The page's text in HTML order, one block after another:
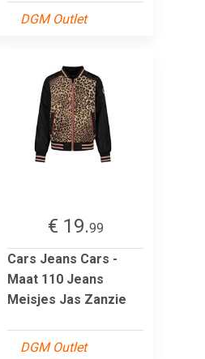
DGM Outlet
€ 19.99
Cars Jeans Cars -
Maat 110 Jeans
Meisjes Jas Zanzie
DGM Outlet